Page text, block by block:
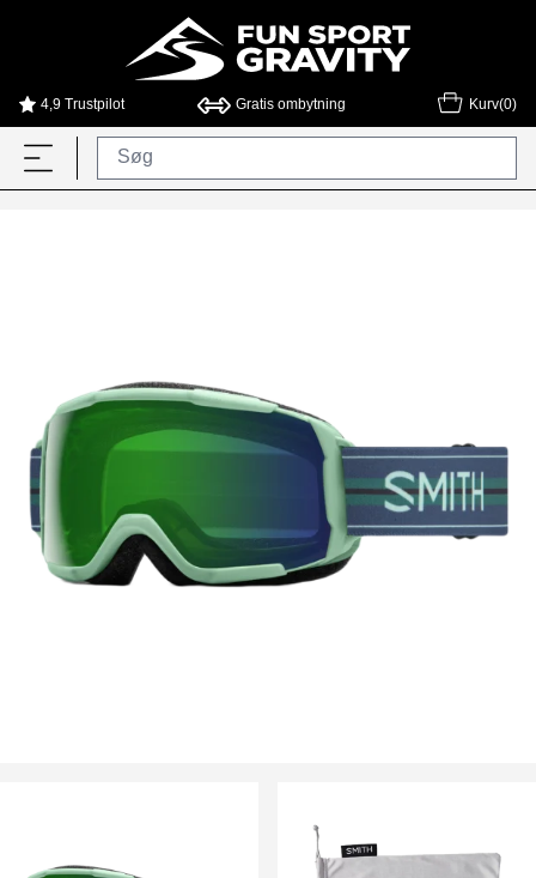
4,9 Trustpilot Gratis ombytning Kurv(0)